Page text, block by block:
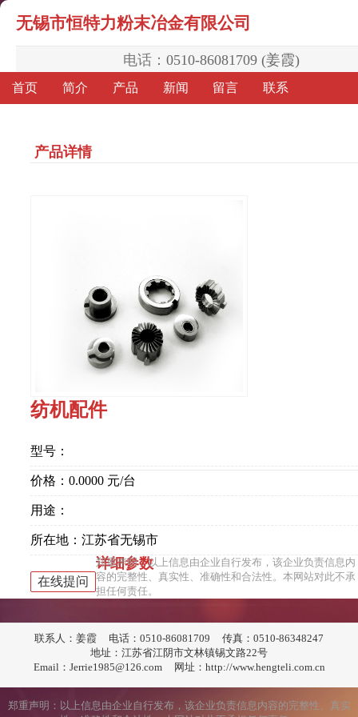
无锡市恒特力粉末冶金有限公司
电话： 0510-86081709 (姜霞)
首页 简介 产品 新闻 留言 联系
产品详情
纺机配件
型号：
价格：0.0000 元/台
用途：
所在地：江苏省无锡市
在线提问
详细参数
郑重声明：以上信息由企业自行发布，该企业负责信息内
容的完整性、真实性、准确性和合法性。本网站对此不承
担任何责任。
联系人：姜霞 电话：0510-86081709
传真：0510-86348247
地址：江苏省江阴市文林镇锡文路22号
Email：Jerrie1985@126.com
网址：http://www.hengteli.com.cn
郑重声明：以上信息由企业自行发布，该企业负责信息内容的完整性、真实